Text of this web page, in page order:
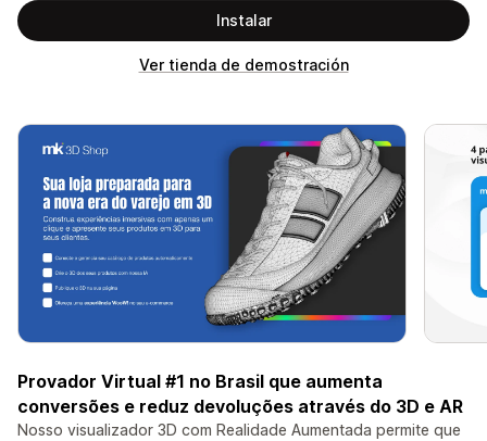
Instalar
Ver tienda de demostración
Provador Virtual #1 no Brasil que aumenta
conversões e reduz devoluções através do 3D e AR
Nosso visualizador 3D com Realidade Aumentada permite que